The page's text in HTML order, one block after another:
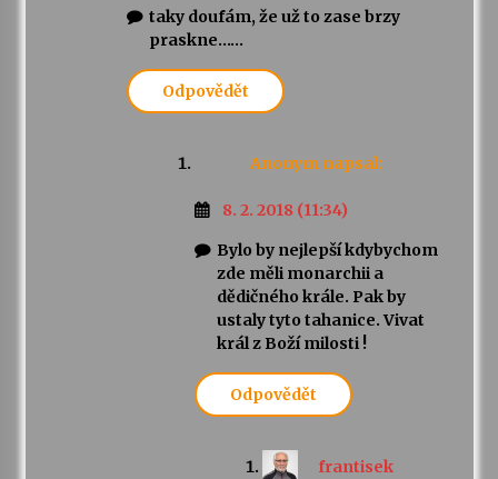
taky doufám, že už to zase brzy
praskne……
Odpovědět
Anonym napsal:
8. 2. 2018 (11:34)
Bylo by nejlepší kdybychom
zde měli monarchii a
dědičného krále. Pak by
ustaly tyto tahanice. Vivat
král z Boží milosti !
Odpovědět
frantisek